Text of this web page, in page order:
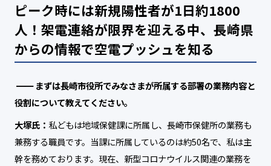
ピーク時には新規陽性者が1日約1800
人！ 架電連絡が限界を迎える中、長崎県
からの情報で空電プッシュを知る
まずは長崎市役所でみなさまが所属する部署の業務内容と
役割について教えてください。
大塚氏： 私どもは地域保健課に所属し、長崎市保健所の業務も
兼務する職員です。当課に所属しているのは約50名で、私は主
幹を務めております。現在、新型コロナウイルス関連の業務を